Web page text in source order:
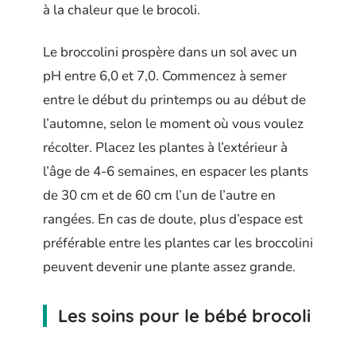
à la chaleur que le brocoli.
Le broccolini prospère dans un sol avec un
pH entre 6,0 et 7,0. Commencez à semer
entre le début du printemps ou au début de
l’automne, selon le moment où vous voulez
récolter. Placez les plantes à l’extérieur à
l’âge de 4-6 semaines, en espacer les plants
de 30 cm et de 60 cm l’un de l’autre en
rangées. En cas de doute, plus d’espace est
préférable entre les plantes car les broccolini
peuvent devenir une plante assez grande.
Les soins pour le bébé brocoli